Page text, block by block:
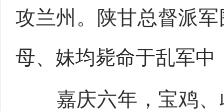
攻兰州。陕甘总督派
母、妹均毙命于乱军
嘉庆六年，宝鸡、